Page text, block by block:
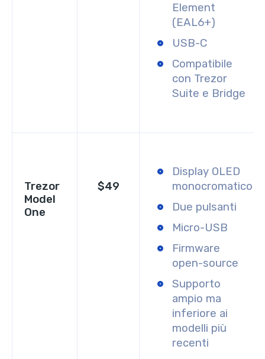
Element
(EAL6+)
USB-C
Compatibile
con Trezor
Suite e Bridge
Trezor
Model
One
$49
Display OLED
monocromatico
Due pulsanti
Micro-USB
Firmware
open-source
Supporto
ampio ma
inferiore ai
modelli più
recenti